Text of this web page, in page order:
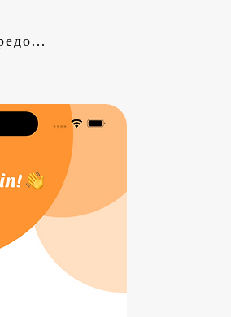
Условия предоставления услуг